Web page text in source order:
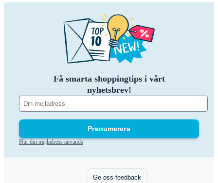
Få smarta shoppingtips i vårt
nyhetsbrev!
Prenumerera
Hur din mejladress används
Ge oss feedback